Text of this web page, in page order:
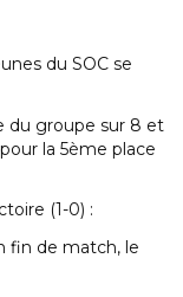
du SOC se
du groupe sur 8 et
la 5ème place
(1-0) :
fin de match, le